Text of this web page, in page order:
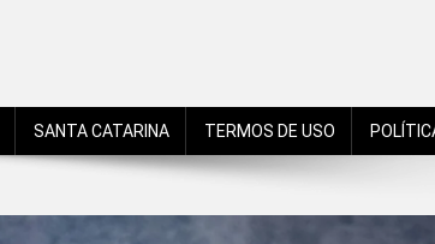
SANTA CATARINA TERMOS DE USO